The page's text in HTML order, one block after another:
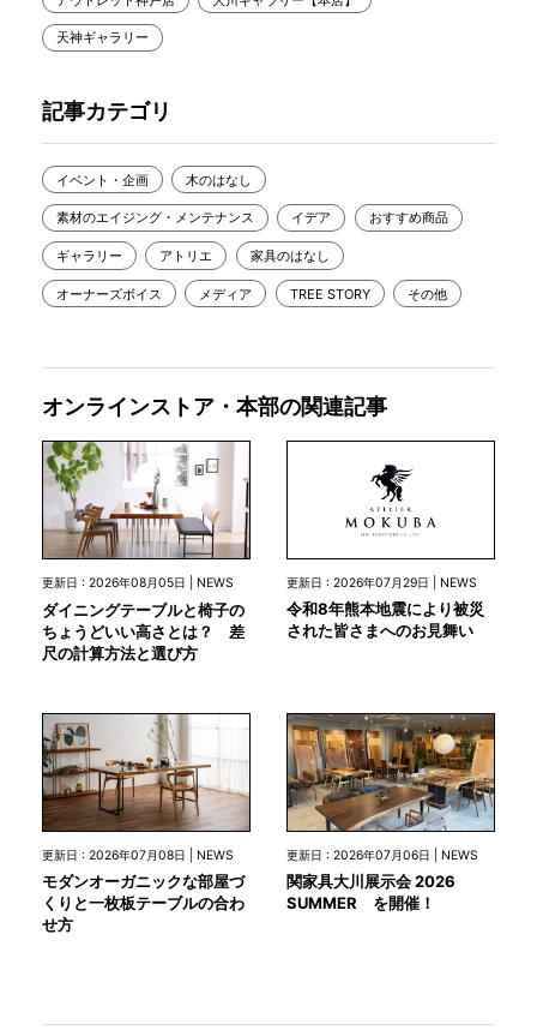
天神ギャラリー
記事カテゴリ
イベント・企画 木のはなし
素材のエイジング・メンテナンス イデア おすすめ商品
ギャラリー アトリエ 家具のはなし
オーナーズボイス メディア TREE STORY その他
オンラインストア・本部の関連記事
更新日 : 2026年08月05日 | NEWS
ダイニングテーブルと椅子の
ちょうどいい高さとは？ 差
尺の計算方法と選び方
更新日 : 2026年07月29日 | NEWS
令和8年熊本地震により被災
された皆さまへのお見舞い
更新日 : 2026年07月08日 | NEWS
モダンオーガニックな部屋づ
くりと一枚板テーブルの合わ
せ方
更新日 : 2026年07月06日 | NEWS
関家具大川展示会 2026
SUMMER を開催！